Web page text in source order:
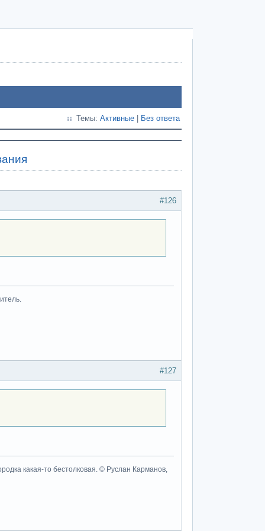
Темы: Активные Без ответа
#126
#127
какая-то бестолковая. © Руслан Карманов,